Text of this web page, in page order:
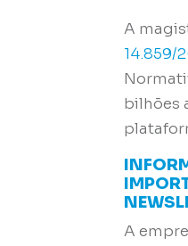
A
14.859/
bilhões
A